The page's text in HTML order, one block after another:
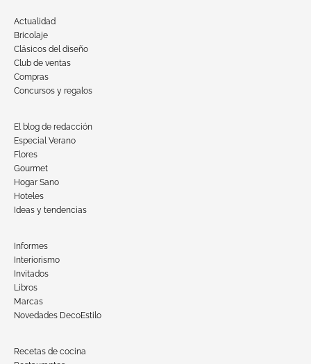
Actualidad
Bricolaje
Clásicos del diseño
Club de ventas
Compras
Concursos y regalos
El blog de redacción
Especial Verano
Flores
Gourmet
Hogar Sano
Hoteles
Ideas y tendencias
Informes
Interiorismo
Invitados
Libros
Marcas
Novedades DecoEstilo
Recetas de cocina